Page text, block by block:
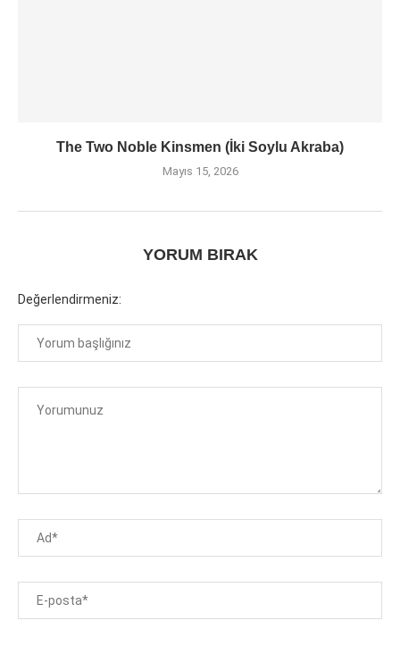
The Two Noble Kinsmen (İki Soylu Akraba)
Mayıs 15, 2026
YORUM BIRAK
Değerlendirmeniz: